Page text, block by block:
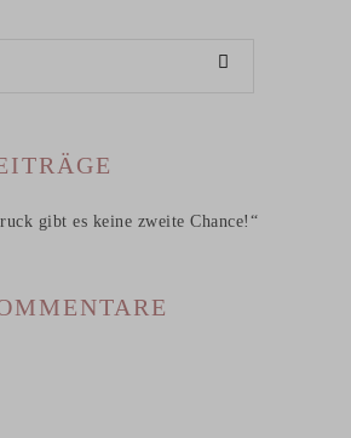
gibt es keine zweite Chance!“